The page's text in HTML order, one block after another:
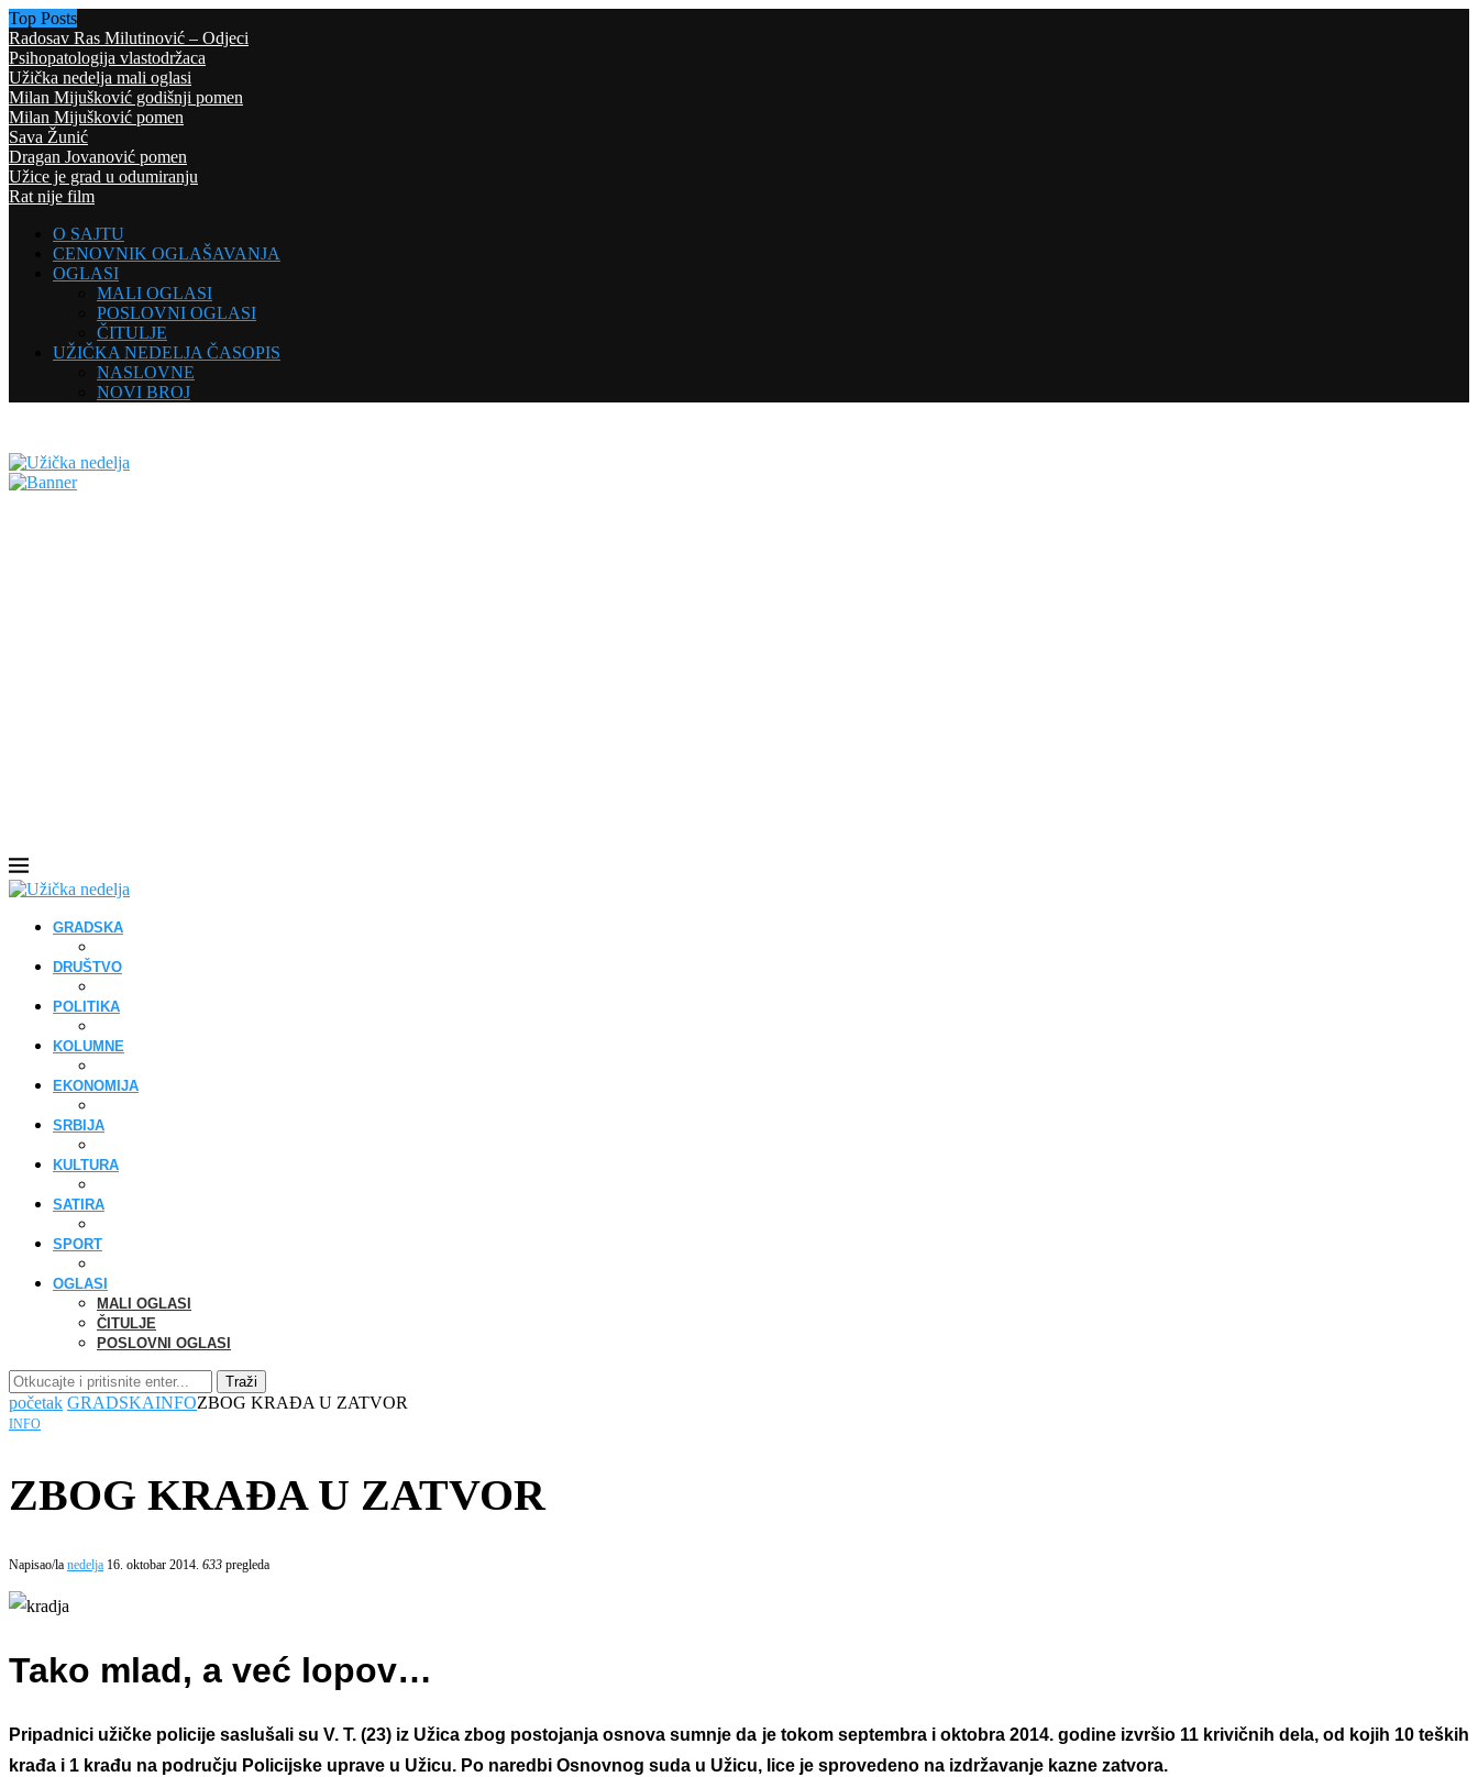
Top Posts
Radosav Ras Milutinović – Odjeci
Psihopatologija vlastodržaca
Užička nedelja mali oglasi
Milan Mijušković godišnji pomen
Milan Mijušković pomen
Sava Žunić
Dragan Jovanović pomen
Užice je grad u odumiranju
Rat nije film
O SAJTU
CENOVNIK OGLAŠAVANJA
OGLASI
MALI OGLASI
POSLOVNI OGLASI
ČITULJE
UŽIČKA NEDELJA ČASOPIS
NASLOVNE
NOVI BROJ
GRADSKA
DRUŠTVO
POLITIKA
KOLUMNE
EKONOMIJA
SRBIJA
KULTURA
SATIRA
SPORT
OGLASI
MALI OGLASI
ČITULJE
POSLOVNI OGLASI
Traži
početak GRADSKAINFOZBOG KRAĐA U ZATVOR
INFO
ZBOG KRAĐA U ZATVOR
Napisao/la nedelja 16. oktobar 2014. 633 pregleda
Tako mlad, a već lopov…
Pripadnici užičke policije saslušali su V. T. (23) iz Užica zbog postojanja osnova sumnje da je tokom septembra i oktobra 2014. godine izvršio 11 krivičnih dela, od kojih 10 teških
krađa i 1 krađu na području Policijske uprave u Užicu. Po naredbi Osnovnog suda u Užicu, lice je sprovedeno na izdržavanje kazne zatvora.